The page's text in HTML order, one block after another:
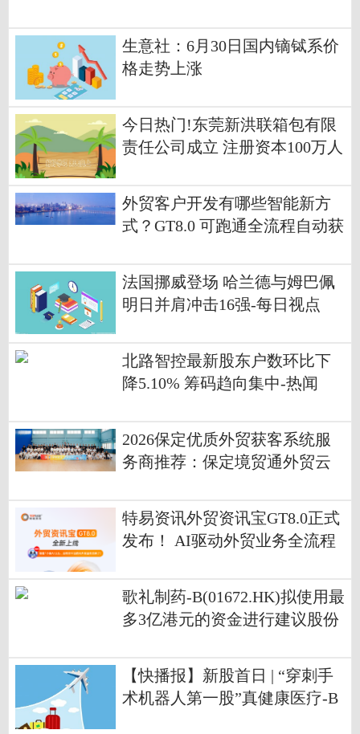
生意社：6月30日国内镝铽系价
格走势上涨
今日热门!东莞新洪联箱包有限
责任公司成立 注册资本100万人
外贸客户开发有哪些智能新方
式？GT8.0 可跑通全流程自动获
法国挪威登场 哈兰德与姆巴佩
明日并肩冲击16强-每日视点
北路智控最新股东户数环比下
降5.10% 筹码趋向集中-热闻
2026保定优质外贸获客系统服
务商推荐：保定境贸通外贸云
特易资讯外贸资讯宝GT8.0正式
发布！ AI驱动外贸业务全流程
歌礼制药-B(01672.HK)拟使用最
多3亿港元的资金进行建议股份
【快播报】新股首日 | “穿刺手
术机器人第一股”真健康医疗-B